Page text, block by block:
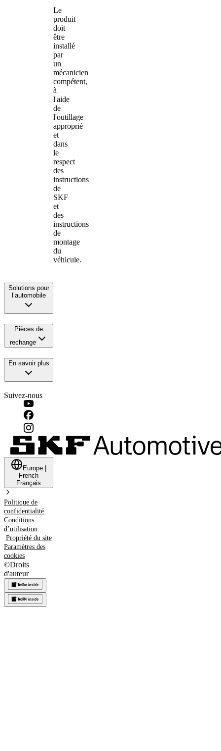
Le
produit
doit
être
installé
par
un
mécanicien
compétent,
à
l'aide
de
l'outillage
approprié
et
dans
le
respect
des
instructions
de
SKF
et
des
instructions
de
montage
du
véhicule.
Solutions pour
l’automobile
Pièces de
rechange
En savoir plus
Suivez-nous
Europe
French
Français
Politique de
confidentialité
Conditions
d’utilisation
Propriété du site
Paramètres des
cookies
©Droits
d'auteur